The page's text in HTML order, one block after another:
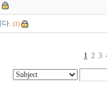
. (1)
1 2 3